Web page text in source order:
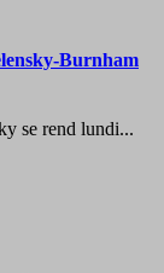
Burnham
se rend lundi...